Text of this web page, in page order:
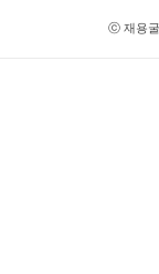
ⓒ 재용굴